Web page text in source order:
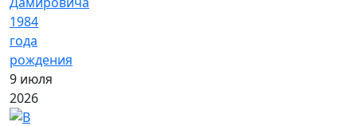
1984
года
рождения
9 июля
2026